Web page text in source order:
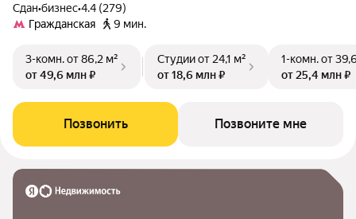
Сдан•бизнес•4.4 (279)
Гражданская
9 мин.
3-комн.от 86,2 м²
от 49,6 млн ₽
Студииот 24,1 м²
от 18,6 млн ₽
1-комн.от
от 25,4 млн ₽
Позвонить Позвоните мне